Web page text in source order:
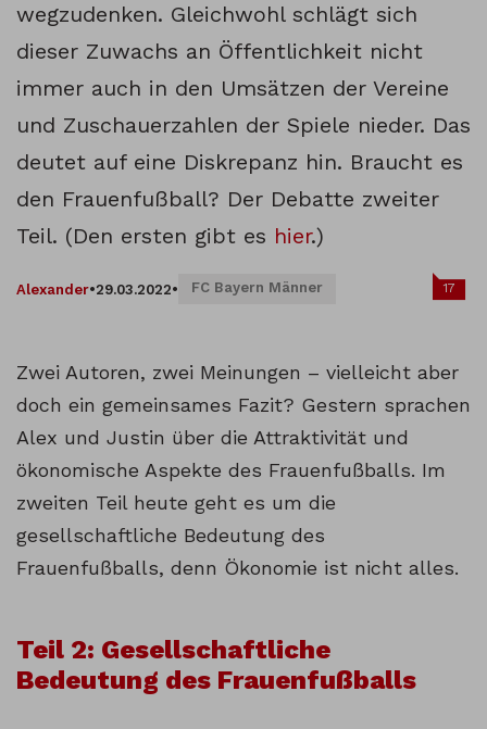
wegzudenken. Gleichwohl schlägt sich
dieser Zuwachs an Öffentlichkeit nicht
immer auch in den Umsätzen der Vereine
und Zuschauerzahlen der Spiele nieder. Das
deutet auf eine Diskrepanz hin. Braucht es
den Frauenfußball? Der Debatte zweiter
Teil. (Den ersten gibt es hier.)
Alexander•29.03.2022• FC Bayern Männer 17
Zwei Autoren, zwei Meinungen – vielleicht aber
doch ein gemeinsames Fazit? Gestern sprachen
Alex und Justin über die Attraktivität und
ökonomische Aspekte des Frauenfußballs. Im
zweiten Teil heute geht es um die
gesellschaftliche Bedeutung des
Frauenfußballs, denn Ökonomie ist nicht alles.
Teil 2: Gesellschaftliche
Bedeutung des Frauenfußballs